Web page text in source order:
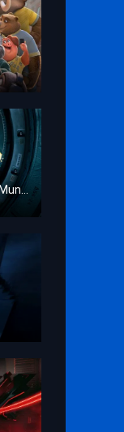
Proyecto Salvación (Proyecto Fin del Mundo)